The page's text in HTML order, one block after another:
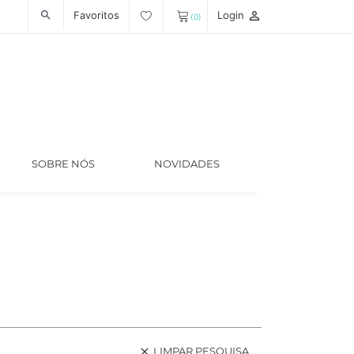
search Favoritos (0) Login person_outline
SOBRE NÓS NOVIDADES
LIMPAR PESQUISA